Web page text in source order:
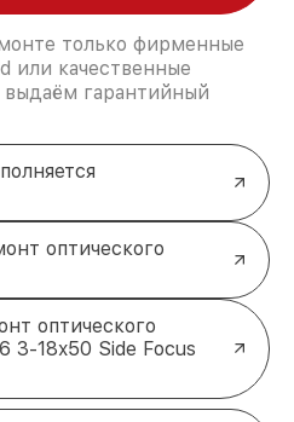
только фирменные
или качественные
выдаём гарантийный
оптического
оптического
3-18x50 Side Focus